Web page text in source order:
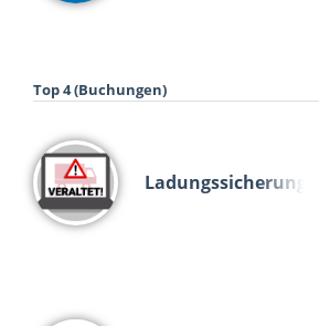
Top 4 (Buchungen)
Ladungssicherung